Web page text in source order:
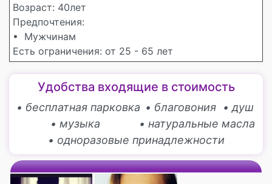
Возраст: 40лет
Предпочтения:
• Мужчинам
Есть ограничения: от 25 - 65 лет
Удобства входящие в стоимость
• бесплатная парковка • благовония
• душ
• музыка
• натуральные масла
• одноразовые принадлежности